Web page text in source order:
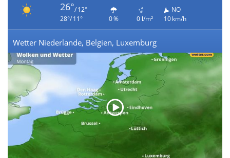
26°/ 12°
28°/ 11°
0 % 0 l/m²
NO
10 km/h
Wetter Niederlande, Belgien, Luxemburg